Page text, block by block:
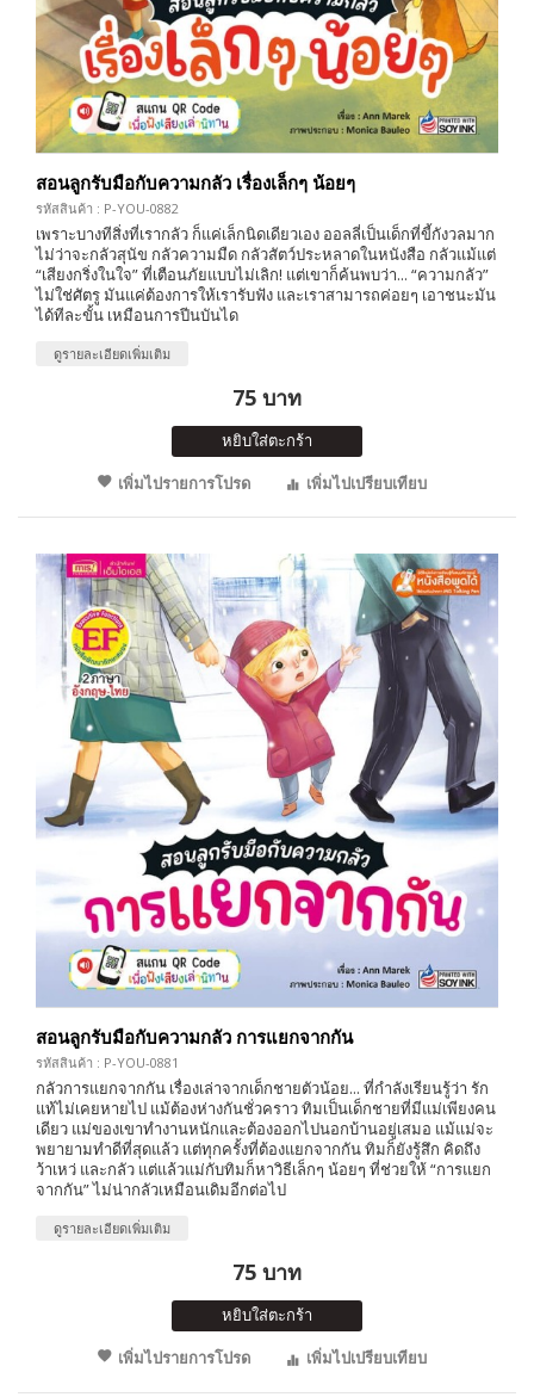
สอนลูกรับมือกับความกลัว เรื่องเล็กๆ น้อยๆ
รหัสสินค้า : P-YOU-0882
เพราะบางทีสิ่งที่เรากลัว ก็แค่เล็กนิดเดียวเอง ออลลี่เป็นเด็กที่ขี้กังวลมาก
ไม่ว่าจะกลัวสุนัข กลัวความมืด กลัวสัตว์ประหลาดในหนังสือ กลัวแม้แต่
“เสียงกริ่งในใจ” ที่เตือนภัยแบบไม่เลิก! แต่เขาก็ค้นพบว่า... “ความกลัว”
ไม่ใช่ศัตรู มันแค่ต้องการให้เรารับฟัง และเราสามารถค่อยๆ เอาชนะมัน
ได้ทีละขั้น เหมือนการปีนบันได
ดูรายละเอียดเพิ่มเติม
75 บาท
หยิบใส่ตะกร้า
เพิ่มไปรายการโปรด
เพิ่มไปเปรียบเทียบ
สอนลูกรับมือกับความกลัว การแยกจากกัน
รหัสสินค้า : P-YOU-0881
กลัวการแยกจากกัน เรื่องเล่าจากเด็กชายตัวน้อย... ที่กำลังเรียนรู้ว่า รัก
แท้ไม่เคยหายไป แม้ต้องห่างกันชั่วคราว ทิมเป็นเด็กชายที่มีแม่เพียงคน
เดียว แม่ของเขาทำงานหนักและต้องออกไปนอกบ้านอยู่เสมอ แม้แม่จะ
พยายามทำดีที่สุดแล้ว แต่ทุกครั้งที่ต้องแยกจากกัน ทิมก็ยังรู้สึก คิดถึง
ว้าเหว่ และกลัว แต่แล้วแม่กับทิมก็หาวิธีเล็กๆ น้อยๆ ที่ช่วยให้ “การแยก
จากกัน” ไม่น่ากลัวเหมือนเดิมอีกต่อไป
ดูรายละเอียดเพิ่มเติม
75 บาท
หยิบใส่ตะกร้า
เพิ่มไปรายการโปรด
เพิ่มไปเปรียบเทียบ